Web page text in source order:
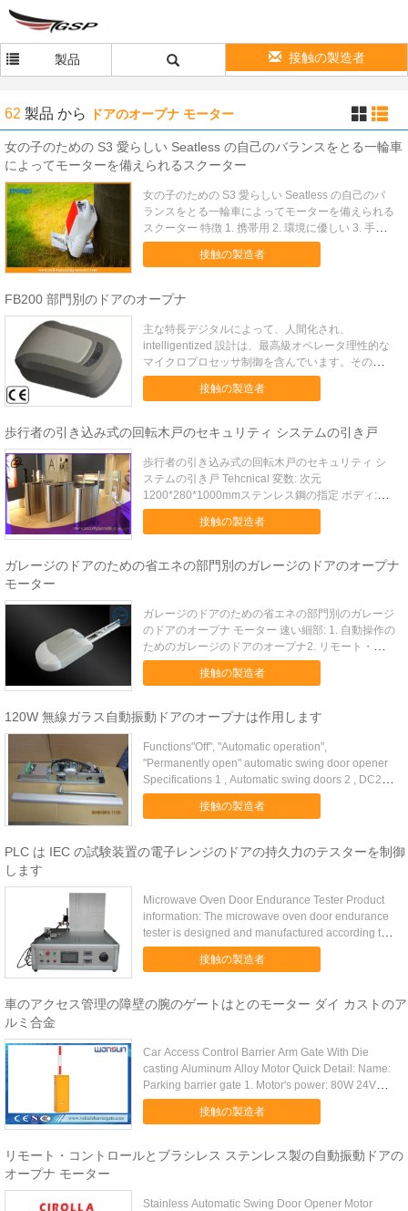
製品 接触の製造者
62 製品 から ドアのオープナ モーター
女の子のための S3 愛らしい Seatless の自己のバランスをとる一輪車
によってモーターを備えられるスクーター
女の子のための S3 愛らしい Seatless の自己のバ
ランスをとる一輪車によってモーターを備えられる
スクーター 特徴 1. 携帯用 2. 環境に優しい 3. 手は
放します 記述 短い間隔のための車を取り替える S3
を使用して。 これはガスの費用、汚染および交通
接触の製造者
FB200 部門別のドアのオープナ
主な特長デジタルによって、人間化され、
intelligentized 設計は、最高級オペレータ理性的な
マイクロプロセッサ制御を含んでいます。その現代
および未来派の一見は柔らかく、滑らかなラインを
特色にします。 あらゆる細部および形は注意深く
柔らかい停止。...
接触の製造者
歩行者の引き込み式の回転木戸のセキュリティ システムの引き戸
歩行者の引き込み式の回転木戸のセキュリティ シ
ステムの引き戸 Tehcnical 変数: 次元
1200*280*1000mmステンレス鋼の指定 ボディ:
SS304チャネルの幅600mm 以下電源
AC110V±10V、60Hz/AC220V±10V、50Hzドライ
接触の製造者
ガレージのドアのための省エネの部門別のガレージのドアのオープナ
モーター
ガレージのドアのための省エネの部門別のガレージ
のドアのオープナ モーター 速い細部: 1. 自動操作の
ためのガレージのドアのオープナ2. リモート・コン
トロール3. 省エネによって自動化されるガレージの
ドア オペレータ4. あなたの部門別のドアのために
接触の製造者
120W 無線ガラス自動振動ドアのオープナは作用します
Functions"Off", "Automatic operation",
"Permanently open" automatic swing door opener
Specifications 1 , Automatic swing doors 2 , DC24V
100 W ...
接触の製造者
PLC は IEC の試験装置の電子レンジのドアの持久力のテスターを制御
します
Microwave Oven Door Endurance Tester Product
information: The microwave oven door endurance
tester is designed and manufactured according to
IEC60335...
接触の製造者
車のアクセス管理の障壁の腕のゲートはとのモーター ダイ カストのア
ルミ合金
Car Access Control Barrier Arm Gate With Die
casting Aluminum Alloy Motor Quick Detail: Name:
Parking barrier gate 1. Motor's power: 80W 24VDC
2. Max ...
接触の製造者
リモート・コントロールとブラシレス ステンレス製の自動振動ドアの
オープナ モーター
Stainless Automatic Swing Door Opener Motor